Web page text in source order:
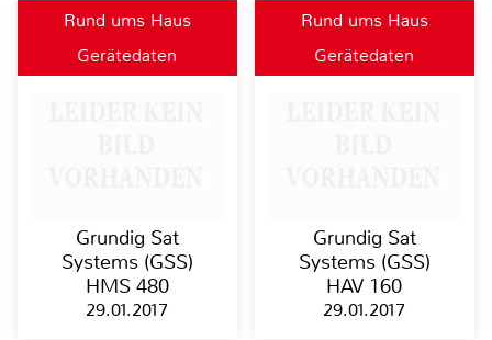
Rund ums Haus
Gerätedaten
Grundig Sat
Systems (GSS)
HMS 480
29.01.2017
Rund ums Haus
Gerätedaten
Grundig Sat
Systems (GSS)
HAV 160
29.01.2017